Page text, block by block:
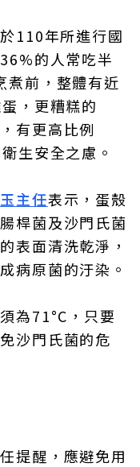
110年所進行國
的人常吃半
煮前，整體有近
，更糟糕的
有更高比例
生安全之慮。
主任表示，蛋殼
桿菌及沙門氏菌
表面清洗乾淨，
病原菌的汙染。
為71°C，只要
沙門氏菌的危
提醒，應避免用